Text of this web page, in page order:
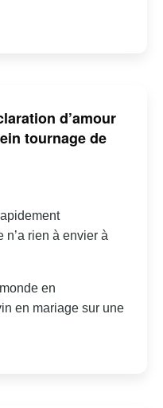
d’amour
tournage de
n’a rien à envier à
en
en mariage sur une